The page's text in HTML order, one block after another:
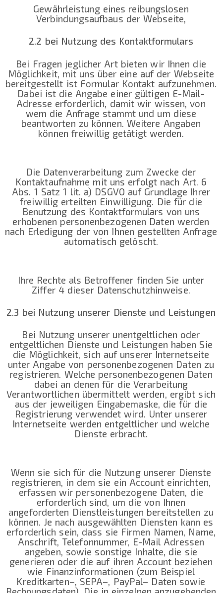
Gewährleistung eines reibungslosen
Verbindungsaufbaus der Webseite,
2.2 bei Nutzung des Kontaktformulars
Bei Fragen jeglicher Art bieten wir Ihnen die
Möglichkeit, mit uns über eine auf der Webseite
bereitgestellt ist Formular Kontakt aufzunehmen.
Dabei ist die Angabe einer gültigen E-Mail-
Adresse erforderlich, damit wir wissen, von
wem die Anfrage stammt und um diese
beantworten zu können. Weitere Angaben
können freiwillig getätigt werden.
Die Datenverarbeitung zum Zwecke der
Kontaktaufnahme mit uns erfolgt nach Art. 6
Abs. 1 Satz 1 lit. a) DSGVO auf Grundlage Ihrer
freiwillig erteilten Einwilligung. Die für die
Benutzung des Kontaktformulars von uns
erhobenen personenbezogenen Daten werden
nach Erledigung der von Ihnen gestellten Anfrage
automatisch gelöscht.
Ihre Rechte als Betroffener finden Sie unter
Ziffer 4 dieser Datenschutzhinweise.
2.3 bei Nutzung unserer Dienste und Leistungen
Bei Nutzung unserer unentgeltlichen oder
entgeltlichen Dienste und Leistungen haben Sie
die Möglichkeit, sich auf unserer Internetseite
unter Angabe von personenbezogenen Daten zu
registrieren. Welche personenbezogenen Daten
dabei an denen für die Verarbeitung
Verantwortlichen übermittelt werden, ergibt sich
aus der jeweiligen Eingabemaske, die für die
Registrierung verwendet wird. Unter unserer
Internetseite werden entgeltlicher und welche
Dienste erbracht.
Wenn sie sich für die Nutzung unserer Dienste
registrieren, in dem sie ein Account einrichten,
erfassen wir personenbezogene Daten, die
erforderlich sind, um die von Ihnen
angeforderten Dienstleistungen bereitstellen zu
können. Je nach ausgewählten Diensten kann es
erforderlich sein, dass sie Firmen Namen, Name,
Anschrift, Telefonnummer, E-Mail Adressen
angeben, sowie sonstige Inhalte, die sie
generieren oder die auf ihren Account beziehen
wie Finanzinformationen (zum Beispiel
Kreditkarten–, SEPA–, PayPal– Daten sowie